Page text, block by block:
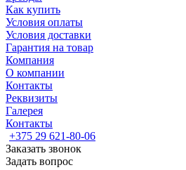
Как купить
Условия оплаты
Условия доставки
Гарантия на товар
Компания
О компании
Контакты
Реквизиты
Галерея
Контакты
+375 29 621-80-06
Заказать звонок
Задать вопрос